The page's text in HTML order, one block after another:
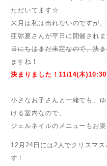
ただいてます☆
来月は私は出れないのですが
亜弥夏さんが平日に開催されま
日にちはまだ未定なので、決
ますね！
決まりました！11/14(木
小さなお子さんと一緒でも、
ける室内なので、
ジェルネイルのメニューもお
12月24日には2人でクリスマ
す！